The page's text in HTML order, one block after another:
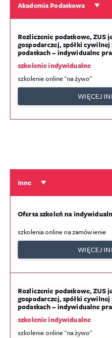
Akademia Podatkowa
Rozliczenie podatkowe, ZUS
gospodarczej, spółki
podatkach – indywidualne
szkolenie indywidualne
szkolenie online "na żywo"
WIĘCEJ
Inne
Oferta szkoleń na
szkolenia online na zamówienie
WIĘCEJ
Rozliczenie podatkowe, ZUS
gospodarczej, spółki
podatkach – indywidualne
szkolenie indywidualne
szkolenie online "na żywo"